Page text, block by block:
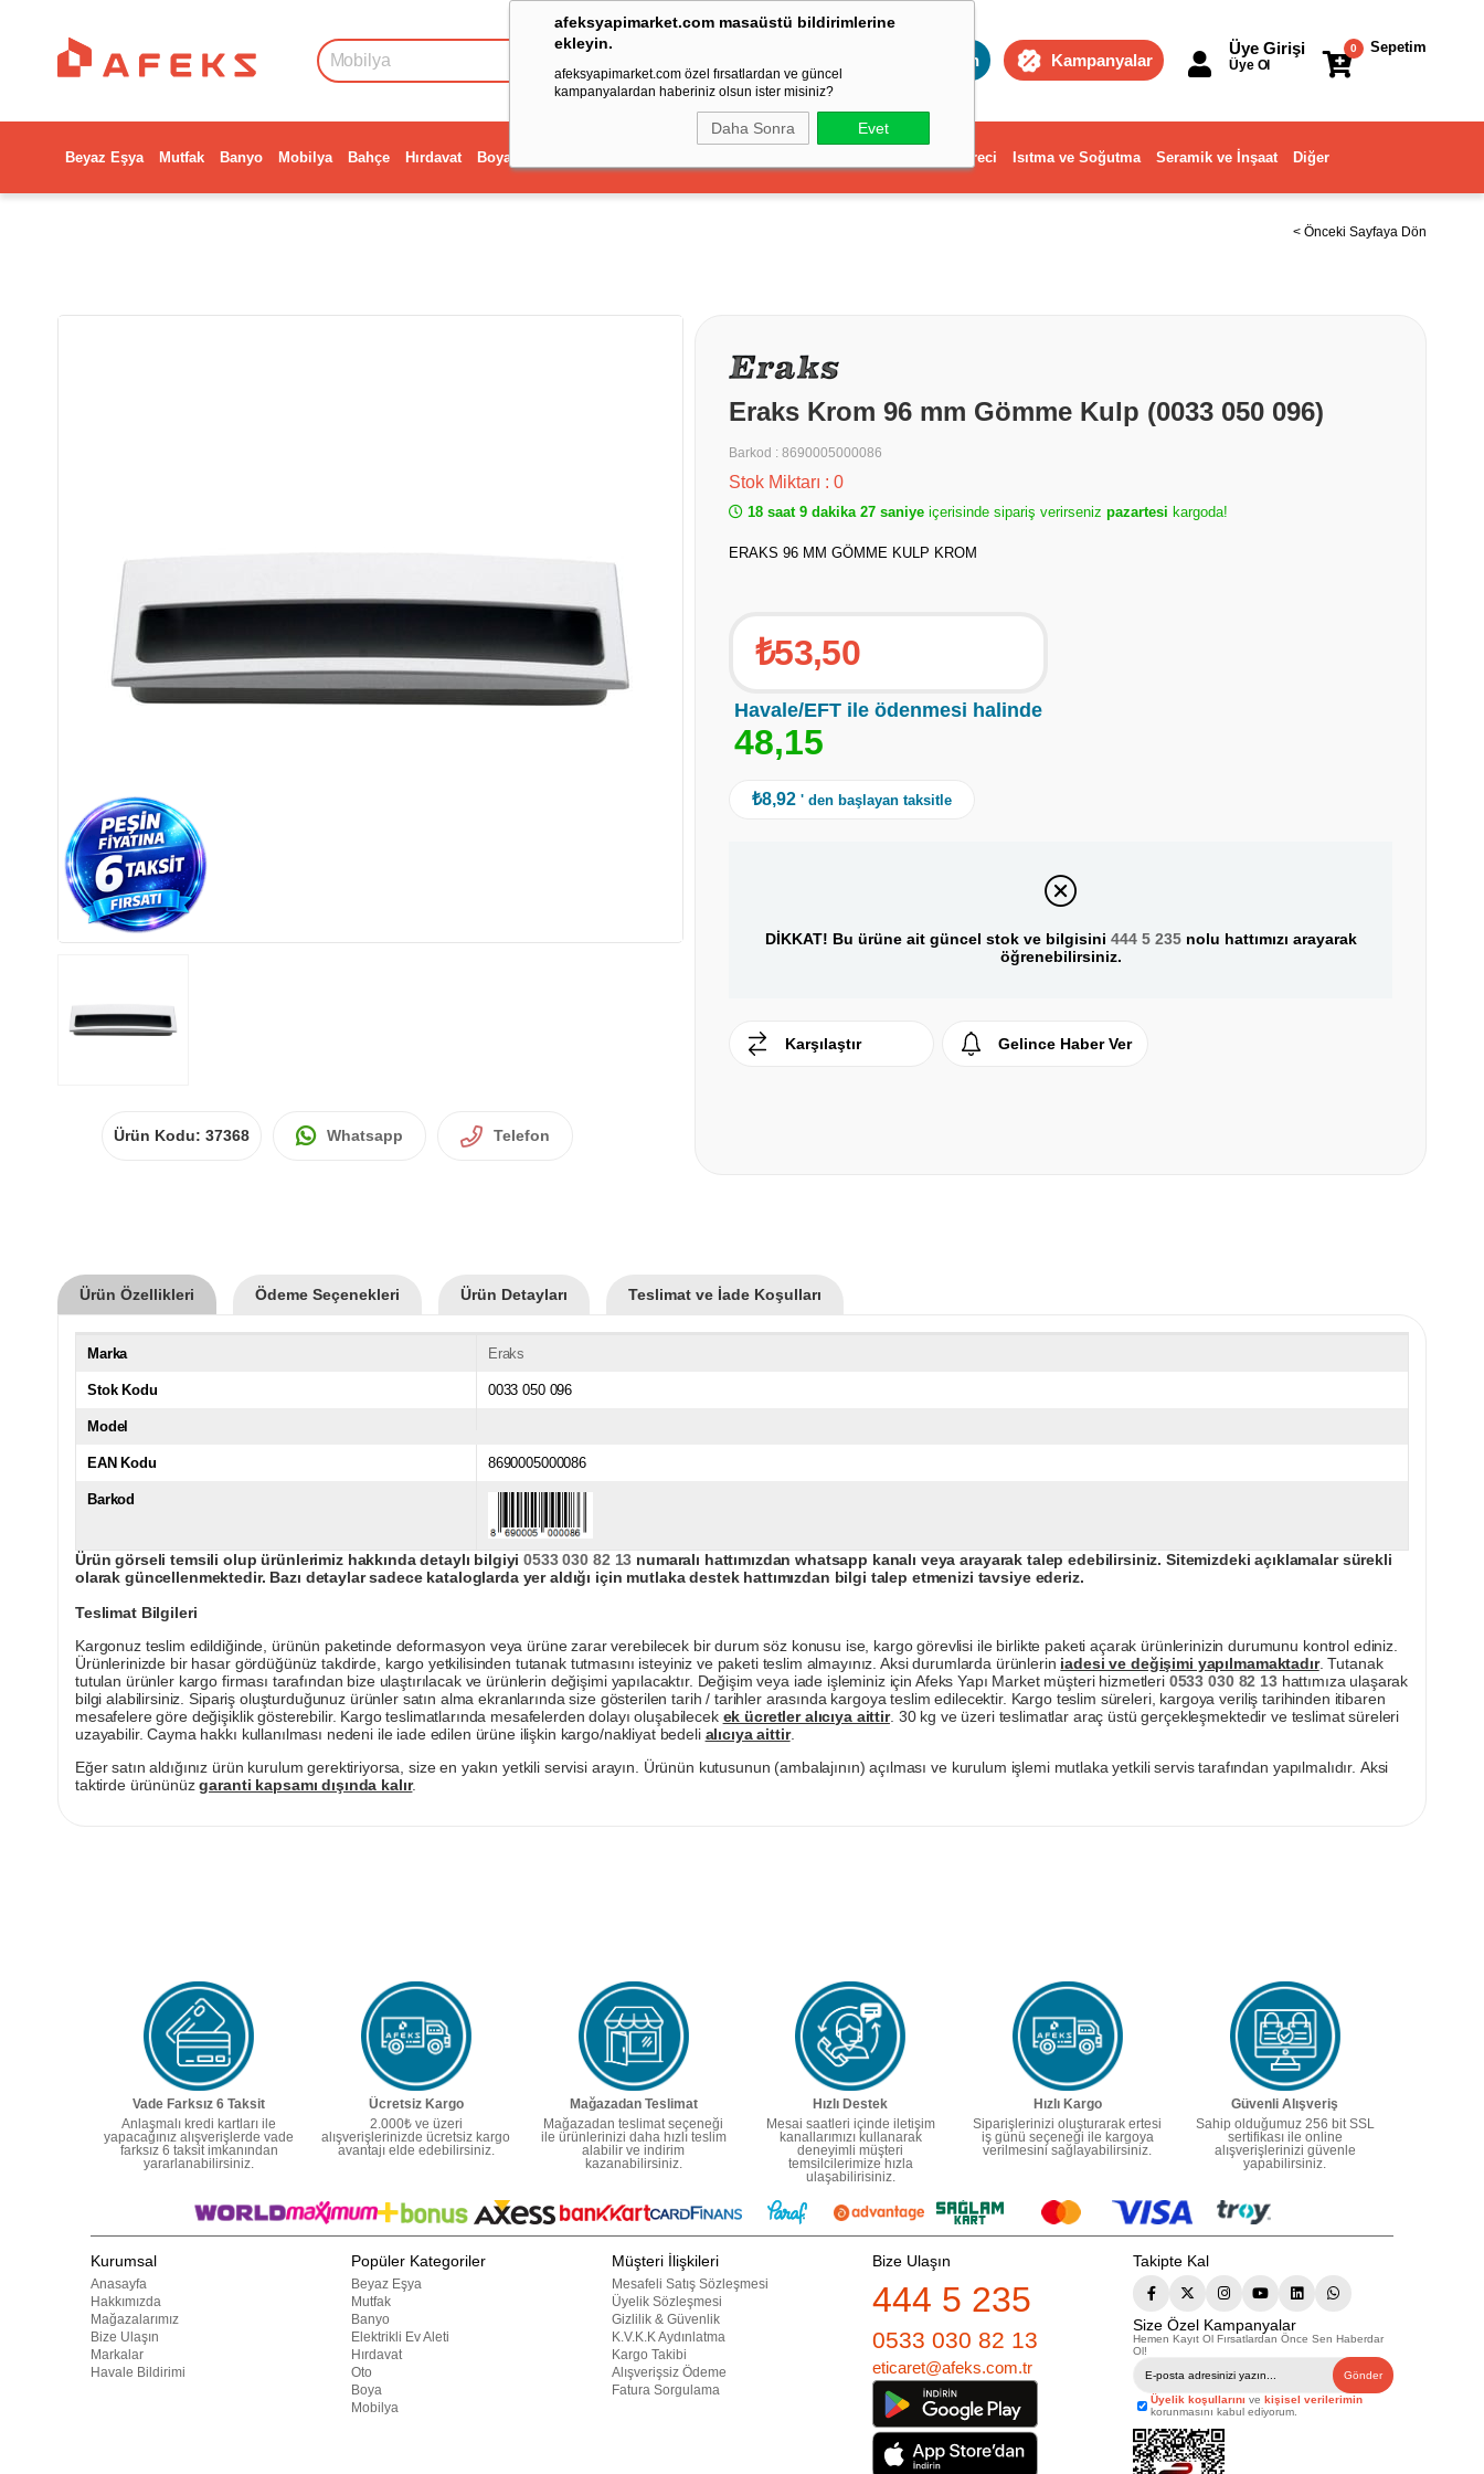
afeksyapimarket.com masaüstü bildirimlerine
ekleyin.
afeksyapimarket.com özel fırsatlardan ve güncel
kampanyalardan haberiniz olsun ister misiniz?
Daha Sonra Evet
Toptan Kampanyalar
Sepetim
0
Üye Girişi
Üye Ol
Beyaz Eşya Mutfak Banyo Mobilya Bahçe Hırdavat Boya Dekorasyon ve Ev Gereci Isıtma ve Soğutma Seramik ve İnşaat Diğer
< Önceki Sayfaya Dön
Ürün Kodu: 37368 Whatsapp Telefon
Eraks Krom 96 mm Gömme Kulp (0033 050 096)
Barkod : 8690005000086
Stok Miktarı : 0
18 saat 9 dakika 26 saniye içerisinde sipariş verirseniz pazartesi kargoda!
ERAKS 96 MM GÖMME KULP KROM
₺53,50
Havale/EFT ile ödenmesi halinde
48,15
₺8,92 ' den başlayan taksitle
DİKKAT! Bu ürüne ait güncel stok ve bilgisini 444 5 235nolu hattımızı arayarak
öğrenebilirsiniz.
Karşılaştır Gelince Haber Ver
Ürün Özellikleri Ödeme Seçenekleri Ürün Detayları Teslimat ve İade Koşulları
Marka Eraks
Stok Kodu 0033 050 096
Model
EAN Kodu 8690005000086
Barkod
Ürün görseli temsili olup ürünlerimiz hakkında detaylı bilgiyi0533 030 82 13 numaralı hattımızdan whatsapp kanalı veya arayarak talep edebilirsiniz. Sitemizdeki açıklamalar sürekli
olarak güncellenmektedir. Bazı detaylar sadece kataloglarda yer aldığı için mutlaka destek hattımızdan bilgi talep etmenizi tavsiye ederiz.
Teslimat Bilgileri
Kargonuz teslim edildiğinde, ürünün paketinde deformasyon veya ürüne zarar verebilecek bir durum söz konusu ise, kargo görevlisi ile birlikte paketi açarak ürünlerinizin durumunu kontrol ediniz.
Ürünlerinizde bir hasar gördüğünüz takdirde, kargo yetkilisinden tutanak tutmasını isteyiniz ve paketi teslim almayınız. Aksi durumlarda ürünlerin iadesi ve değişimi yapılmamaktadır. Tutanak
tutulan ürünler kargo firması tarafından bize ulaştırılacak ve ürünlerin değişimi yapılacaktır. Değişim veya iade işleminiz için Afeks Yapı Market müşteri hizmetleri 0533 030 82 13hattımıza ulaşarak
bilgi alabilirsiniz. Sipariş oluşturduğunuz ürünler satın alma ekranlarında size gösterilen tarih / tarihler arasında kargoya teslim edilecektir. Kargo teslim süreleri, kargoya veriliş tarihinden itibaren
mesafelere göre değişiklik gösterebilir. Kargo teslimatlarında mesafelerden dolayı oluşabilecek ek ücretler alıcıya aittir. 30 kg ve üzeri teslimatlar araç üstü gerçekleşmektedir ve teslimat süreleri
uzayabilir. Cayma hakkı kullanılması nedeni ile iade edilen ürüne ilişkin kargo/nakliyat bedeli alıcıya aittir.
Eğer satın aldığınız ürün kurulum gerektiriyorsa, size en yakın yetkili servisi arayın. Ürünün kutusunun (ambalajının) açılması ve kurulum işlemi mutlaka yetkili servis tarafından yapılmalıdır. Aksi
taktirde ürününüzgaranti kapsamı dışında kalır.
Vade Farksız 6 Taksit
Anlaşmalı kredi kartları ile
yapacağınız alışverişlerde vade
farksız 6 taksit imkanından
yararlanabilirsiniz.
Ücretsiz Kargo
2.000₺ ve üzeri
alışverişlerinizde ücretsiz kargo
avantajı elde edebilirsiniz.
Mağazadan Teslimat
Mağazadan teslimat seçeneği
ile ürünlerinizi daha hızlı teslim
alabilir ve indirim
kazanabilirsiniz.
Hızlı Destek
Mesai saatleri içinde iletişim
kanallarımızı kullanarak
deneyimli müşteri
temsilcilerimize hızla
ulaşabilirisiniz.
Hızlı Kargo
Siparişlerinizi oluşturarak ertesi
iş günü seçeneği ile kargoya
verilmesini sağlayabilirsiniz.
Güvenli Alışveriş
Sahip olduğumuz 256 bit SSL
sertifikası ile online
alışverişlerinizi güvenle
yapabilirsiniz.
Kurumsal
Anasayfa
Hakkımızda
Mağazalarımız
Bize Ulaşın
Markalar
Havale Bildirimi
Popüler Kategoriler
Beyaz Eşya
Mutfak
Banyo
Elektrikli Ev Aleti
Hırdavat
Oto
Boya
Mobilya
Müşteri İlişkileri
Mesafeli Satış Sözleşmesi
Üyelik Sözleşmesi
Gizlilik & Güvenlik
K.V.K.K Aydınlatma
Kargo Takibi
Alışverişsiz Ödeme
Fatura Sorgulama
Bize Ulaşın
444 5 235
0533 030 82 13
eticaret@afeks.com.tr
Takipte Kal
Size Özel Kampanyalar
Hemen Kayıt Ol Fırsatlardan Önce Sen Haberdar
Ol!
Gönder
Üyelik koşullarını ve kişisel verilerimin
korunmasını kabul ediyorum.